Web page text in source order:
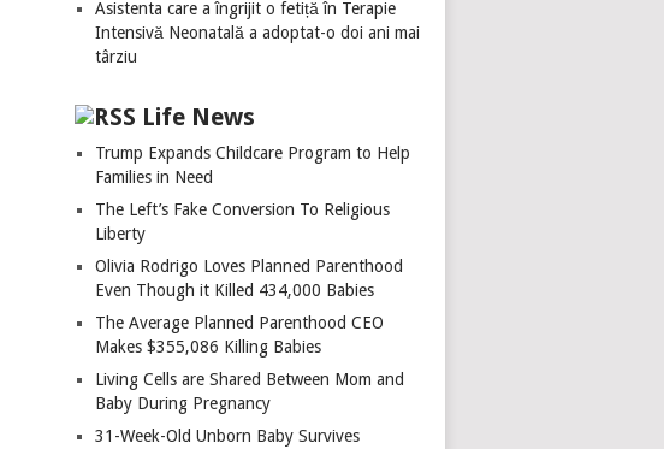
Asistenta care a îngrijit o fetiță în Terapie
Intensivă Neonatală a adoptat-o doi ani mai
târziu
Life News
Trump Expands Childcare Program to Help
Families in Need
The Left’s Fake Conversion To Religious
Liberty
Olivia Rodrigo Loves Planned Parenthood
Even Though it Killed 434,000 Babies
The Average Planned Parenthood CEO
Makes $355,086 Killing Babies
Living Cells are Shared Between Mom and
Baby During Pregnancy
31-Week-Old Unborn Baby Survives